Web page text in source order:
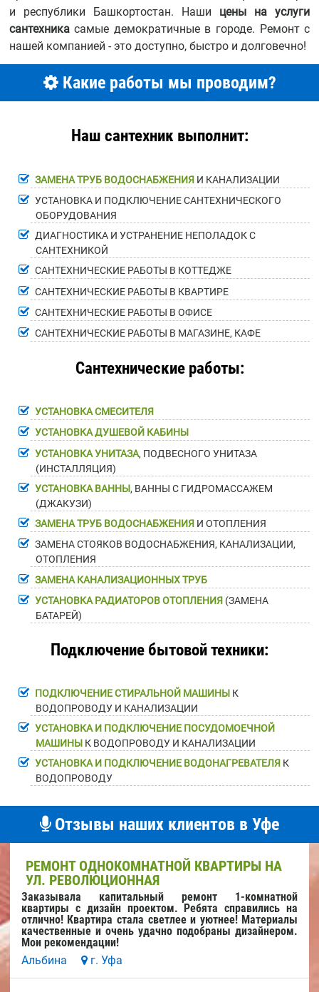
и республики Башкортостан. Наши цены на услуги
сантехникасамые демократичные в городе. Ремонт с
нашей компанией - это доступно, быстро и долговечно!
Какие работы мы проводим?
Наш сантехник выполнит:
ЗАМЕНА ТРУБ ВОДОСНАБЖЕНИЯИ КАНАЛИЗАЦИИ
УСТАНОВКА И ПОДКЛЮЧЕНИЕ САНТЕХНИЧЕСКОГО
ОБОРУДОВАНИЯ
ДИАГНОСТИКА И УСТРАНЕНИЕ НЕПОЛАДОК С
САНТЕХНИКОЙ
САНТЕХНИЧЕСКИЕ РАБОТЫ В КОТТЕДЖЕ
САНТЕХНИЧЕСКИЕ РАБОТЫ В КВАРТИРЕ
САНТЕХНИЧЕСКИЕ РАБОТЫ В ОФИСЕ
САНТЕХНИЧЕСКИЕ РАБОТЫ В МАГАЗИНЕ, КАФЕ
Сантехнические работы:
УСТАНОВКА СМЕСИТЕЛЯ
УСТАНОВКА ДУШЕВОЙ КАБИНЫ
УСТАНОВКА УНИТАЗА, ПОДВЕСНОГО УНИТАЗА
(ИНСТАЛЛЯЦИЯ)
УСТАНОВКА ВАННЫ, ВАННЫ С ГИДРОМАССАЖЕМ
(ДЖАКУЗИ)
ЗАМЕНА ТРУБ ВОДОСНАБЖЕНИЯИ ОТОПЛЕНИЯ
ЗАМЕНА СТОЯКОВ ВОДОСНАБЖЕНИЯ, КАНАЛИЗАЦИИ,
ОТОПЛЕНИЯ
ЗАМЕНА КАНАЛИЗАЦИОННЫХ ТРУБ
УСТАНОВКА РАДИАТОРОВ ОТОПЛЕНИЯ(ЗАМЕНА
БАТАРЕЙ)
Подключение бытовой техники:
ПОДКЛЮЧЕНИЕ СТИРАЛЬНОЙ МАШИНЫК
ВОДОПРОВОДУ И КАНАЛИЗАЦИИ
УСТАНОВКА И ПОДКЛЮЧЕНИЕ ПОСУДОМОЕЧНОЙ
МАШИНЫК ВОДОПРОВОДУ И КАНАЛИЗАЦИИ
УСТАНОВКА И ПОДКЛЮЧЕНИЕ ВОДОНАГРЕВАТЕЛЯК
ВОДОПРОВОДУ
Отзывы наших клиентов в Уфе
РЕМОНТ ОДНОКОМНАТНОЙ КВАРТИРЫ НА
УЛ. РЕВОЛЮЦИОННАЯ
Заказывала капитальный ремонт 1-комнатной
квартиры с дизайн проектом. Ребята справились на
отлично! Квартира стала светлее и уютнее! Материалы
качественные и очень удачно подобраны дизайнером.
Мои рекомендации!
Альбина
г. Уфа